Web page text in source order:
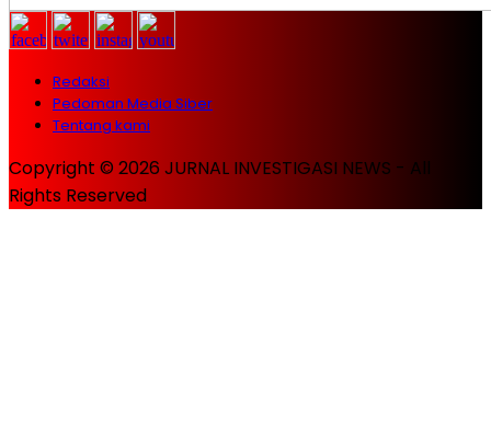
Redaksi
Pedoman Media Siber
Tentang kami
Copyright © 2026 JURNAL INVESTIGASI NEWS - All
Rights Reserved